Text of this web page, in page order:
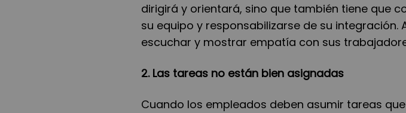
dirigirá y orientará, sino que también tiene que
su equipo y responsabilizarse de su integración.
escuchar y mostrar empatía con sus
2. Las tareas no están bien asignadas
Cuando los empleados deben asumir tareas